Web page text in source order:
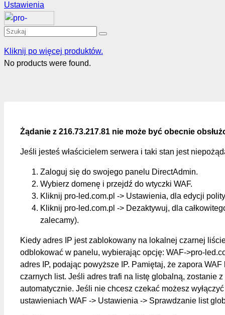
Ustawienia
Kliknij po więcej produktów.
No products were found.
Żądanie z 216.73.217.81 nie może być obecnie
Jeśli jesteś właścicielem serwera i taki stan jest
Zaloguj się do swojego panelu DirectAdmin.
Wybierz domenę i przejdź do wtyczki WAF.
Kliknij pro-led.com.pl -> Ustawienia, dla edycji
Kliknij pro-led.com.pl -> Dezaktywuj, dla
zalecamy).
Kiedy adres IP jest zablokowany na lokalnej czarnej
odblokować w panelu, wybierając opcję: WAF->pro-
adres IP, podając powyższe IP. Pamiętaj, że zapora
czarnych list. Jeśli adres trafi na listę globalną, zostanie
automatycznie. Jeśli nie chcesz czekać możesz
ustawieniach WAF -> Ustawienia -> Sprawdzanie list